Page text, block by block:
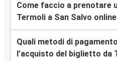
Come faccio a prenotare
Termoli a San Salvo
Quali metodi di
l’acquisto del biglietto da